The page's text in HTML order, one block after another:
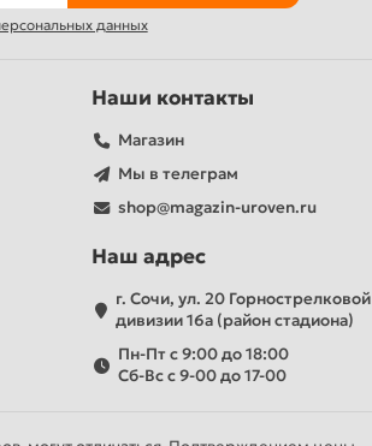
данных
Наши контакты
Магазин
Мы в телеграм
shop@magazin-uroven.ru
Наш адрес
г. Сочи, ул. 20 Горнострелковой
дивизии 16а (район стадиона)
Пн-Пт с 9:00 до 18:00
Сб-Вс с 9-00 до 17-00